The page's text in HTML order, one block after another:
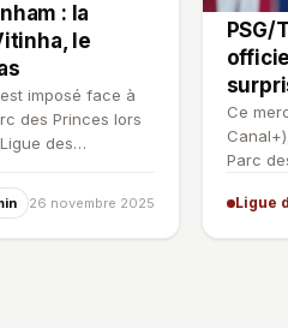
: la
le
imposé face à
des Princes lors
des
26 novembre 2025
Ce
Parc
la